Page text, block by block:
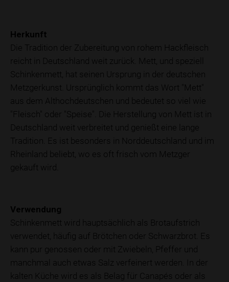
Herkunft
Die Tradition der Zubereitung von rohem Hackfleisch
reicht in Deutschland weit zurück. Mett, und speziell
Schinkenmett, hat seinen Ursprung in der deutschen
Metzgerkunst. Ursprünglich kommt das Wort "Mett"
aus dem Althochdeutschen und bedeutet so viel wie
"Fleisch" oder "Speise". Die Herstellung von Mett ist in
Deutschland weit verbreitet und genießt eine lange
Tradition. Es ist besonders in Norddeutschland und im
Rheinland beliebt, wo es oft frisch vom Metzger
gekauft wird.
Verwendung
Schinkenmett wird hauptsächlich als Brotaufstrich
verwendet, häufig auf Brötchen oder Schwarzbrot. Es
kann pur genossen oder mit Zwiebeln, Pfeffer und
manchmal auch etwas Salz verfeinert werden. In der
kalten Küche wird es als Belag für Canapés oder als